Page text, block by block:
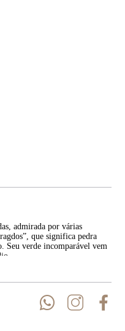
admirada por várias
que significa pedra
Seu verde incomparável vem